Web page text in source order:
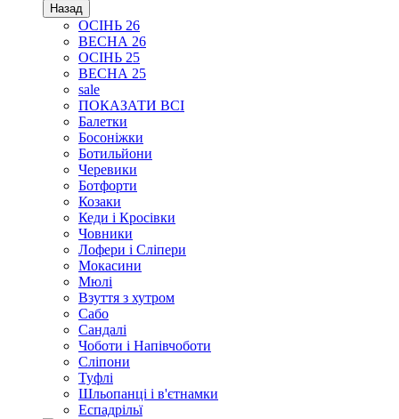
Назад
ОСІНЬ 26
ВЕСНА 26
ОСІНЬ 25
ВЕСНА 25
sale
ПОКАЗАТИ ВСІ
Балетки
Босоніжки
Ботильйони
Черевики
Ботфорти
Козаки
Кеди і Кросівки
Човники
Лофери і Сліпери
Мокасини
Мюлі
Взуття з хутром
Сабо
Сандалі
Чоботи і Напівчоботи
Сліпони
Туфлі
Шльопанці і в'єтнамки
Еспадрільї